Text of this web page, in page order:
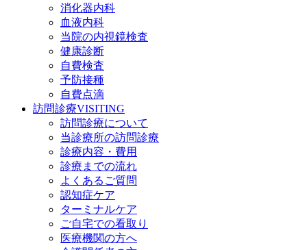
消化器内科
血液内科
当院の内視鏡検査
健康診断
自費検査
予防接種
自費点滴
訪問診療VISITING
訪問診療について
当診療所の訪問診療
診療内容・費用
診療までの流れ
よくあるご質問
認知症ケア
ターミナルケア
ご自宅での看取り
医療機関の方へ